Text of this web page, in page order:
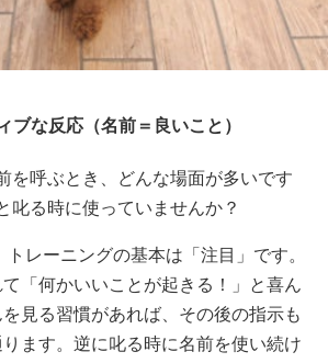
ブな反応（名前＝良いこと）
を呼ぶとき、どんな場面が多いです
叱る時に使っていませんか？
トレーニングの基本は「注目」です。
「何かいいことが起きる！」と喜ん
見る習慣があれば、その後の指示も
ます。逆に叱る時に名前を使い続け